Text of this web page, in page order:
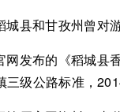
县和甘孜州曾对
网发布的《稻城县
级公路标准，